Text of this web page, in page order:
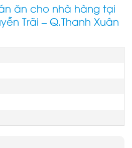
ăn cho nhà hàng tại
Trãi – Q.Thanh Xuân